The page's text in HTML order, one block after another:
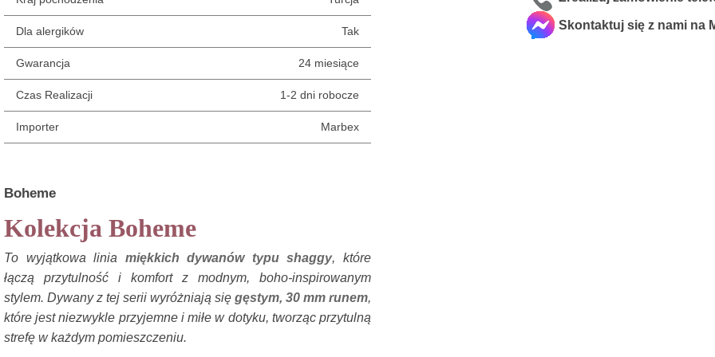
Dla alergików Tak
Gwarancja 24 miesiące
Czas Realizacji 1-2 dni robocze
Importer Marbex
Boheme
Kolekcja Boheme
To wyjątkowa linia miękkich dywanów typu shaggy, które
łączą przytulność i komfort z modnym, boho-inspirowanym
stylem. Dywany z tej serii wyróżniają się gęstym, 30 mm runem,
które jest niezwykle przyjemne i miłe w dotyku, tworząc przytulną
strefę w każdym pomieszczeniu.
Skontaktuj się z nami na